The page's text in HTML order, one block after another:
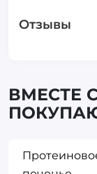
Отзывы
ВМЕСТЕ